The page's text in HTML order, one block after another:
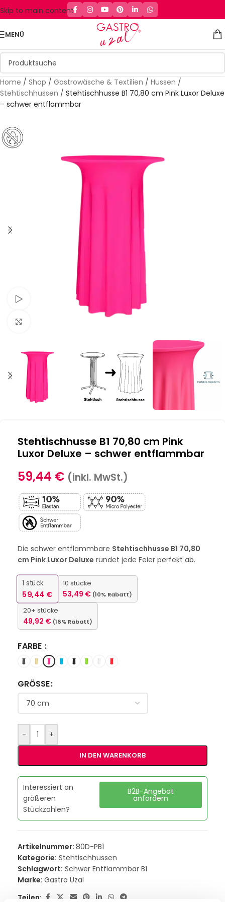
Skip to main content
MENÜ
Home / Shop / Gastrowäsche & Textilien / Hussen /
Stehtischhussen / Stehtischhusse B1 70,80 cm Pink Luxor Deluxe
– schwer entflammbar
Stehtischhusse B1 70,80 cm Pink
Luxor Deluxe – schwer entflammbar
59,44 € (inkl. MwSt.)
Die schwer entflammbare Stehtischhusse B1 70,80
cm Pink Luxor Deluxe rundet jede Feier perfekt ab.
1 stück
59,44 €
10 stücke
53,49 € (10% Rabatt)
20+ stücke
49,92 € (16% Rabatt)
FARBE
GRÖSSE
- +
IN DEN WARENKORB
Interessiert an
größeren
Stückzahlen?
B2B-Angebot
anfordern
Artikelnummer: 80D-PB1
Kategorie: Stehtischhussen
Schlagwort: Schwer Entflammbar B1
Marke: Gastro Uzal
Teilen: